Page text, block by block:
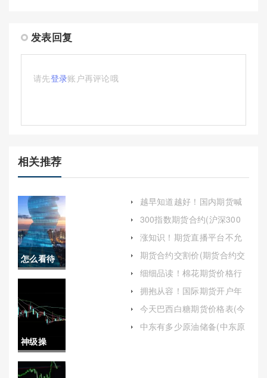
发表回复
请先登录账户再评论哦
相关推荐
怎么看待
期货焦炭
现象(怎么
看待期货
焦炭现象
呢)
神级操
作！国内
越早知道越好！国内期货喊
的交易决策)
300指数期货合约(沪深300
涨知识！期货直播平台不允
不封号)
期货合约交割价(期货合约交
细细品读！棉花期货价格行
和未来展望)
拥抱从容！国际期货开户年
全、透明的投资环境）
今天巴西白糖期货价格表(今
中东有多少原油储备(中东原